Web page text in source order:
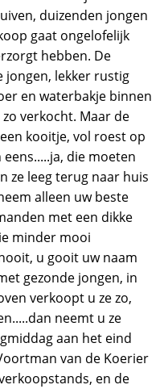
duizenden jongen
gaat ongelofelijk
hebben. De
jongen, lekker rustig
en waterbakje binnen
verkocht. Maar de
kooitje, vol roest op
die moeten
ze leeg terug naar huis
alleen uw beste
met een dikke
minder mooi
u gooit uw naam
gezonde jongen, in
verkoopt u ze zo,
neemt u ze
aan het eind
van de Koerier
en de